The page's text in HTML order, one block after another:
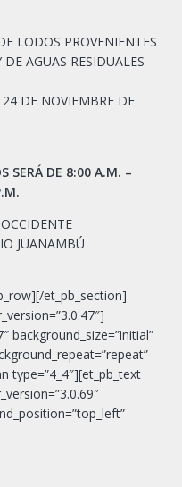
LODOS PROVENIENTES
AGUAS RESIDUALES
DE NOVIEMBRE DE
SERÁ DE 8:00 A.M. –
JUANAMBÚ
et_pb_section]
background_size=”initial”
type=”4_4″][et_pb_text